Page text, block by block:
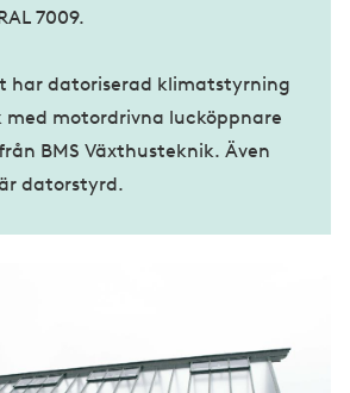
7009.
har datoriserad klimatstyrning
med motordrivna lucköppnare
BMS Växthusteknik. Även
datorstyrd.